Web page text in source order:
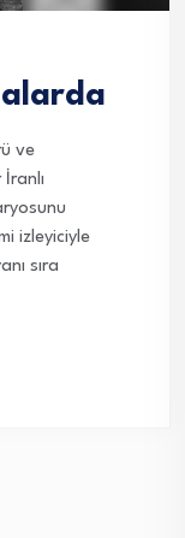
ve
izleyiciyle
sıra